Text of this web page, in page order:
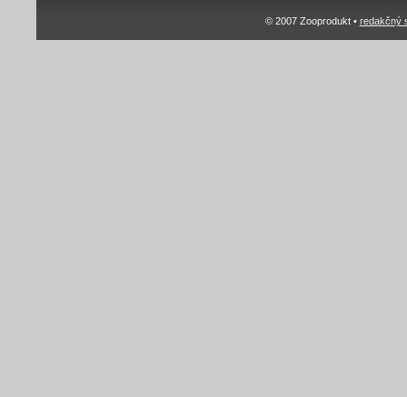
© 2007 Zooprodukt • redakčný